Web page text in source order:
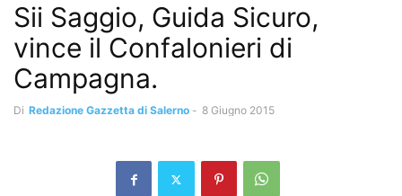
Sii Saggio, Guida Sicuro,
vince il Confalonieri di
Campagna.
Di Redazione Gazzetta di Salerno - 8 Giugno 2015